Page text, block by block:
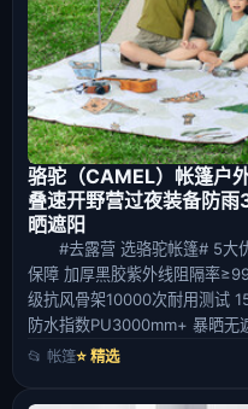
骆驼（CAMEL）帐篷户
叠速开野营过夜装备防
晒遮阳
#去露营 选骆驼帐篷# 5大
保障 加厚黑胶紫外线阻隔率
级抗风骨架10000次耐用测试
防水指数PU3000mm+ 暴晒无
📂 帐篷⭐ 精选